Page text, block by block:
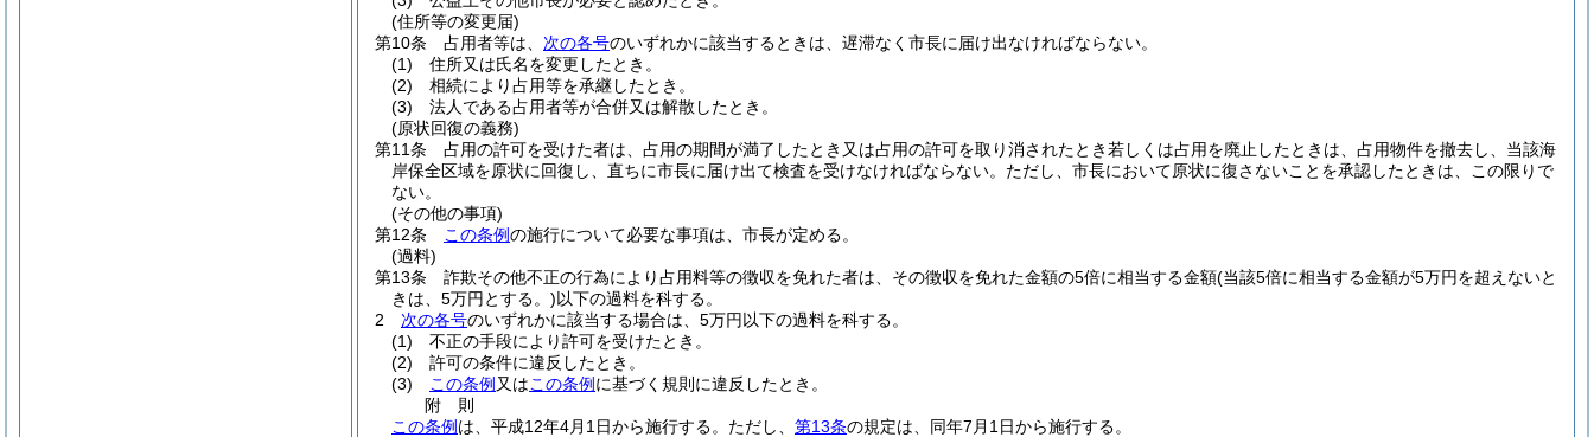
(住所等の変更届)
第10条
占用者等は、 次の各号のいずれかに該当するときは、遅滞なく市長に届け出なければならない。
(1)
住所又は氏名を変更したとき。
(2)
相続により占用等を承継したとき。
(3)
法人である占用者等が合併又は解散したとき。
(原状回復の義務)
第11条
占用の許可を受けた者は、占用の期間が満了したとき又は占用の許可を取り消されたとき若しくは占用を廃止したときは、占用物件を撤去し、当該海
岸保全区域を原状に回復し、直ちに市長に届け出て検査を受けなければならない。 ただし、市長において原状に復さないことを承認したときは、この限りで
ない。
(その他の事項)
第12条
この条例の施行について必要な事項は、市長が定める。
(過料)
第13条
詐欺その他不正の行為により占用料等の徴収を免れた者は、その徴収を免れた金額の5倍に相当する金額(当該5倍に相当する金額が5万円を超えないと
きは、5万円とする。)以下の過料を科する。
2
次の各号のいずれかに該当する場合は、5万円以下の過料を科する。
(1)
不正の手段により許可を受けたとき。
(2)
許可の条件に違反したとき。
(3)
この条例 又はこの条例 に基づく規則に違反したとき。
附 則
この条例 は、平成12年4月1日から施行する。 ただし、 第13条の規定は、同年7月1日から施行する。